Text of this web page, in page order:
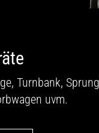
Turnbank,
uvm.